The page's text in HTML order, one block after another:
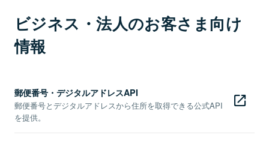
ビジネス・法人のお客さま向け
情報
郵便番号・デジタルアドレスAPI
郵便番号とデジタルアドレスから住所を取得できる公式API
を提供。